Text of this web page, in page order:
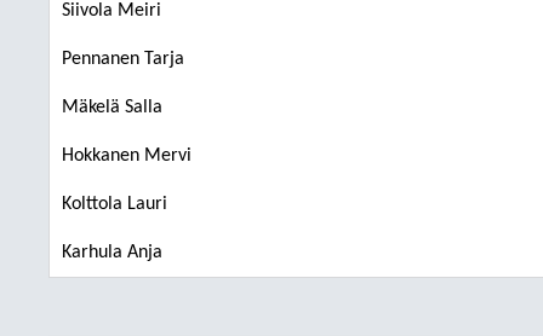
Siivola Meiri
Pennanen Tarja
Mäkelä Salla
Hokkanen Mervi
Kolttola Lauri
Karhula Anja